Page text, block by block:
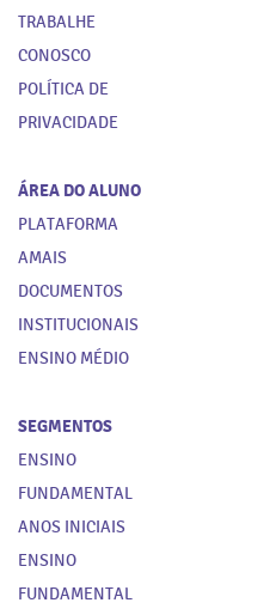
TRABALHE
CONOSCO
POLÍTICA DE
PRIVACIDADE
ÁREA DO ALUNO
PLATAFORMA
AMAIS
DOCUMENTOS
INSTITUCIONAIS
ENSINO MÉDIO
SEGMENTOS
ENSINO
FUNDAMENTAL
ANOS INICIAIS
ENSINO
FUNDAMENTAL